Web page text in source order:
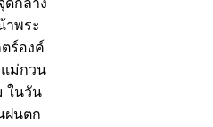
าพระ
ร์องค์
แม่กวน
ในวัน
ฝนตก